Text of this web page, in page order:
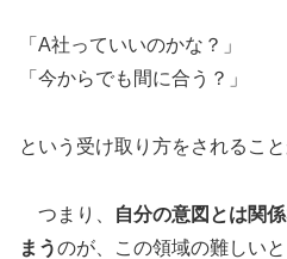
「A社っていいのかな？」
「今からでも間に合う？」
という受け取り方をされること
つまり、
自分の意図とは関
まうのが、この領域の難しいと